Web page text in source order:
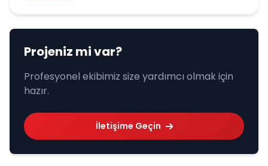
Projeniz mi var?
Profesyonel ekibimiz size yardımcı olmak için
hazır.
İletişime Geçin